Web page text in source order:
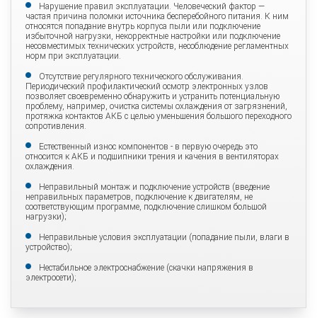
Систем вентиляции
Устройства плавного пуска
Экспертиза груза поврежденного при перевозке
Экспертиза дизель-генераторной установки
Экспертиза ИБП
Нарушение правил эксплуатации. Человеческий фактор —
частая причина поломки источника бесперебойного питания. К ним
относятся попадание внутрь корпуса пыли или подключение
избыточной нагрузки, некорректные настройки или подключение
несовместимых технических устройств, несоблюдение регламентных
норм при эксплуатации.
Отсутствие регулярного технического обслуживания.
Периодический профилактический осмотр электронных узлов
позволяет своевременно обнаружить и устранить потенциальную
проблему, например, очистка системы охлаждения от загрязнений,
протяжка контактов АКБ с целью уменьшения большого переходного
сопротивления.
Естественный износ компонентов - в первую очередь это
относится к АКБ и подшипники трения и качения в вентиляторах
охлаждения.
Неправильный монтаж и подключение устройств (введение
неправильных параметров, подключение к двигателям, не
соответствующим программе, подключение слишком большой
нагрузки);
Неправильные условия эксплуатации (попадание пыли, влаги в
устройство);
Нестабильное электроснабжение (скачки напряжения в
электросети);